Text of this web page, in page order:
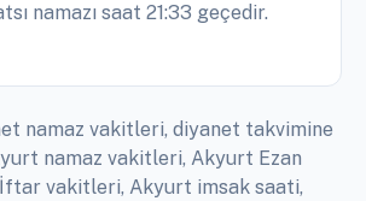
namazı saat 21:33 geçedir.
namaz vakitleri, diyanet takvimine
namaz vakitleri, Akyurt Ezan
vakitleri, Akyurt imsak saati,